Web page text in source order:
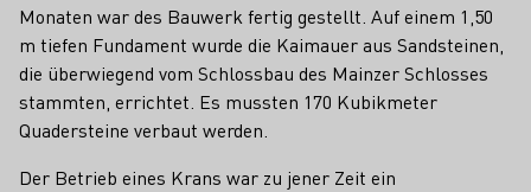
Monaten war des Bauwerk fertig gestellt. Auf einem 1,50
m tiefen Fundament wurde die Kaimauer aus Sandsteinen,
die überwiegend vom Schlossbau des Mainzer Schlosses
stammten, errichtet. Es mussten 170 Kubikmeter
Quadersteine verbaut werden.
Der Betrieb eines Krans war zu jener Zeit ein